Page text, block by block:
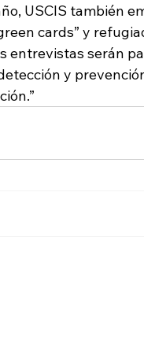
USCIS también
cards” y
entrevistas serán
y